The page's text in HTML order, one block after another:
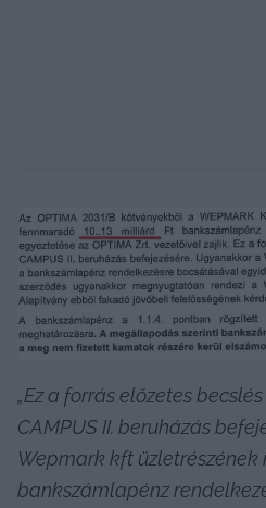
„Ez a forrás előzetes
CAMPUS II. beruházás
Wepmark kft
bankszámlapénz